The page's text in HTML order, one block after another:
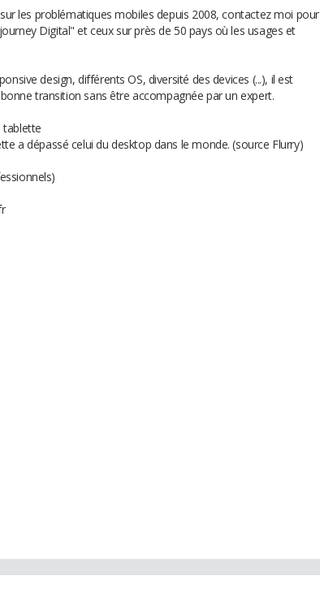
les problématiques mobiles depuis 2008, contactez moi pour
Digital" et ceux sur près de 50 pays où les usages et
design, différents OS, diversité des devices (...), il est
transition sans être accompagnée par un expert.
tablette
a dépassé celui du desktop dans le monde. (source Flurry)